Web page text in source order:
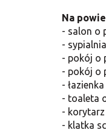
Na
- salon o
-
- pokój o
- pokój o
-
- toaleta
- korytarz
- klatka